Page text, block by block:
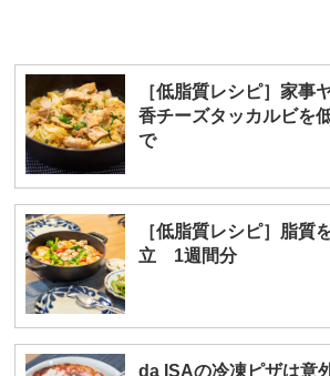
［低脂質レシピ］家事
香チーズタッカルビを
で
［低脂質レシピ］脂質
立 1週間分
da ISAの冷凍ピザは意